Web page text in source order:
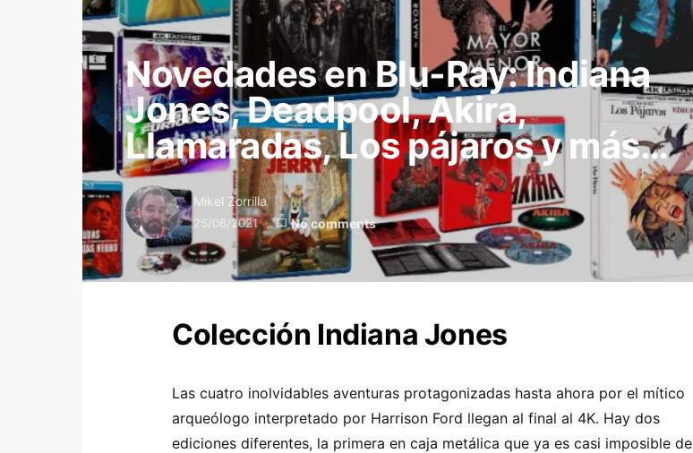
Novedades en Blu-Ray: Indiana
Jones, Deadpool, Akira,
Llamaradas, Los pájaros y más…
Mikel Zorrilla
25/06/2021 No comments
Colección Indiana Jones
Las cuatro inolvidables aventuras protagonizadas hasta ahora por el mítico
arqueólogo interpretado por Harrison Ford llegan al final al 4K. Hay dos
ediciones diferentes, la primera en caja metálica que ya es casi imposible de